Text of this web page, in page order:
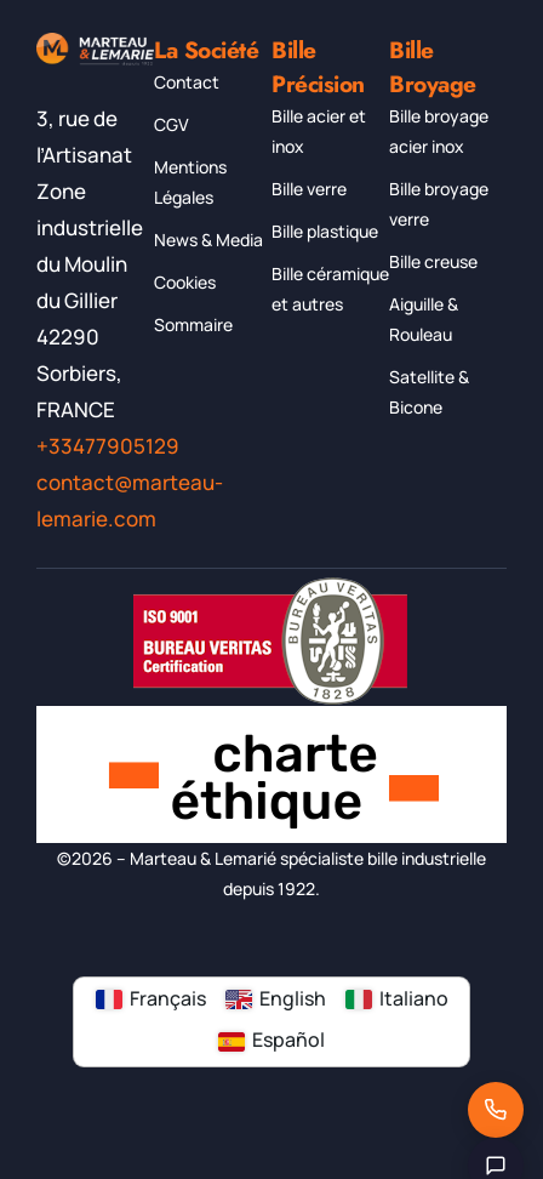
3, rue de
l’Artisanat
Zone
industrielle
du Moulin
du Gillier
42290
Sorbiers,
FRANCE
+33477905129
contact@marteau-
lemarie.com
La Société
Contact
CGV
Mentions
Légales
News & Media
Cookies
Sommaire
Bille
Précision
Bille acier et
inox
Bille verre
Bille plastique
Bille céramique
et autres
Bille
Broyage
Bille broyage
acier inox
Bille broyage
verre
Bille creuse
Aiguille &
Rouleau
Satellite &
Bicone
©2026 – Marteau & Lemarié spécialiste bille industrielle
depuis 1922.
Français English
Italiano
Español